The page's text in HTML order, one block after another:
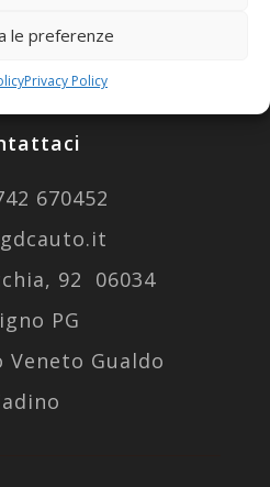
le preferenze
Privacy Policy
670452
92 06034
PG
Gualdo